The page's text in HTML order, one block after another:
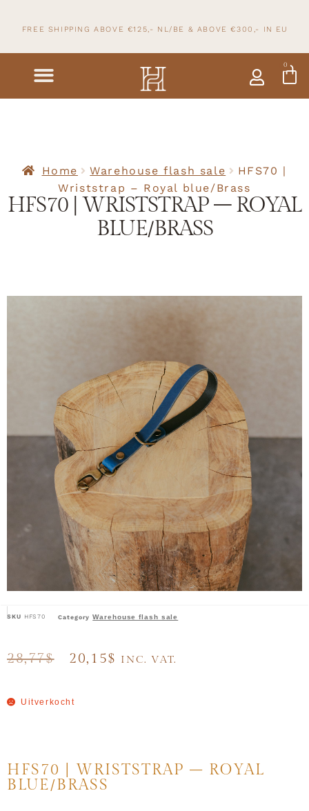
FREE SHIPPING ABOVE €125,- NL/BE & ABOVE €300,- IN EU
0
Home Warehouse flash sale
HFS70 |
Wriststrap – Royal blue/Brass
HFS70 | WRISTSTRAP – ROYAL
BLUE/BRASS
SKU HFS70 Category Warehouse flash sale
28,77$ 20,15$ INC. VAT.
Uitverkocht
HFS70 | WRISTSTRAP – ROYAL
BLUE/BRASS